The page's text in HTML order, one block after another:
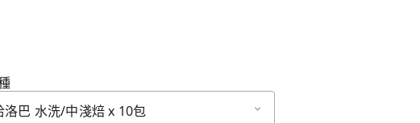
巴 水洗/中淺焙 x 10包